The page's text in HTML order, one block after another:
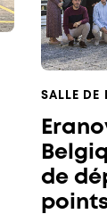
SALLE DE
de